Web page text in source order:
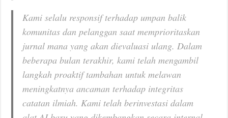
Kami selalu responsif terhadap umpan balik
komunitas dan pelanggan saat memprioritaskan
jurnal mana yang akan dievaluasi ulang. Dalam
beberapa bulan terakhir, kami telah mengambil
langkah proaktif tambahan untuk melawan
meningkatnya ancaman terhadap integritas
catatan ilmiah. Kami telah berinvestasi dalam